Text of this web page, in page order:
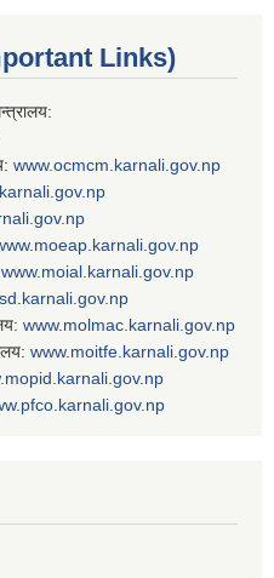
Links)
www.ocmcm.karnali.gov.np
moeap.karnali.gov.np
www. moial.karnali.gov.np
www. molmac.karnali.gov.np
www. moitfe.karnali.gov.np
mopid.karnali.gov.np
pfco.karnali.gov.np